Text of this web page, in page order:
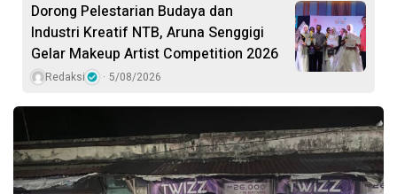
Dorong Pelestarian Budaya dan
Industri Kreatif NTB, Aruna Senggigi
Gelar Makeup Artist Competition 2026
Redaksi 5/08/2026